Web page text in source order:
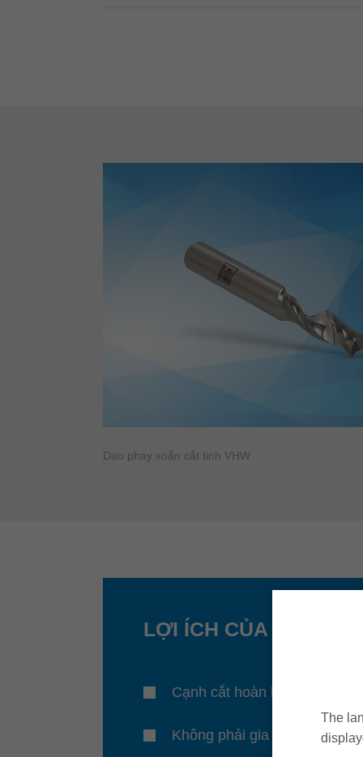
Dao phay xoắn cắt tinh VHW
LỢI ÍCH CỦA BẠN
Cạnh cắt hoàn hảo
Không phải gia công lại
The